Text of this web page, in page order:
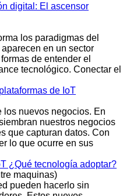
digital: El ascensor
los paradigmas del
en un sector
de entender el
tecnológico. Conectar el
de IoT
los nuevos negocios. En
nuestros negocios
que capturan datos. Con
lo que ocurre en sus
¿Qué tecnología adoptar?
maquinas)
pueden hacerlo sin